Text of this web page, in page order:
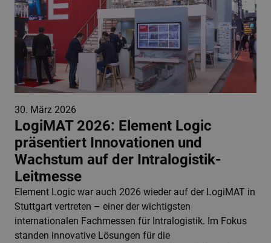
30. März 2026
LogiMAT 2026: Element Logic
präsentiert Innovationen und
Wachstum auf der Intralogistik-
Leitmesse
Element Logic war auch 2026 wieder auf der LogiMAT in
Stuttgart vertreten – einer der wichtigsten
internationalen Fachmessen für Intralogistik. Im Fokus
standen innovative Lösungen für die